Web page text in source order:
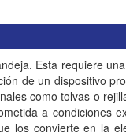
Esta requiere
de un dispositivo
como tolvas o
a condiciones
los convierte en la